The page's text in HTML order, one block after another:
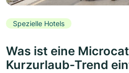
Spezielle Hotels
Was ist eine
Kurzurlaub-Trend